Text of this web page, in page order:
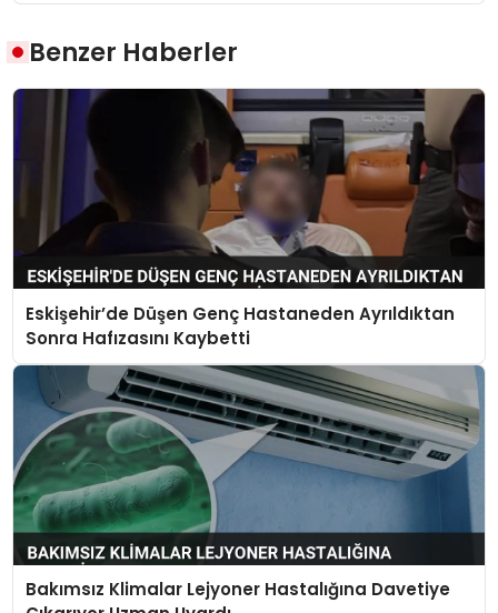
Benzer Haberler
Eskişehir’de Düşen Genç Hastaneden Ayrıldıktan
Sonra Hafızasını Kaybetti
Bakımsız Klimalar Lejyoner Hastalığına Davetiye